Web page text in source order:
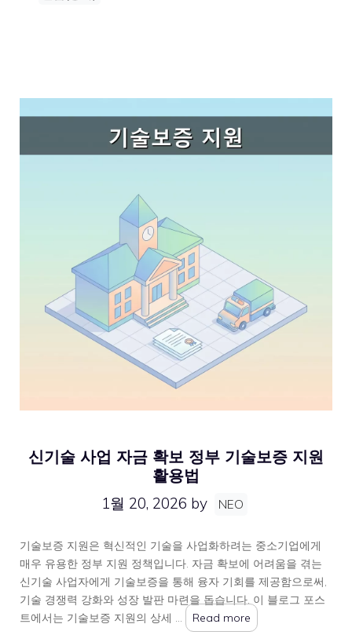
신기술 사업 자금 확보 정부 기술보증 지원
활용법
1월 20, 2026 by NEO
기술보증 지원은 혁신적인 기술을 사업화하려는 중소기업에게
매우 유용한 정부 지원 정책입니다. 자금 확보에 어려움을 겪는
신기술 사업자에게 기술보증을 통해 융자 기회를 제공함으로써,
기술 경쟁력 강화와 성장 발판 마련을 돕습니다. 이 블로그 포스
트에서는 기술보증 지원의 상세 …
Read more